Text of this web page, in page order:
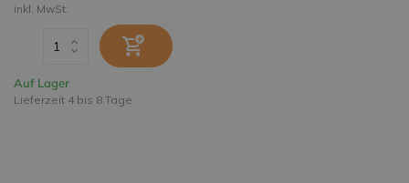
inkl. MwSt.
Auf Lager
Lieferzeit 4 bis 8 Tage